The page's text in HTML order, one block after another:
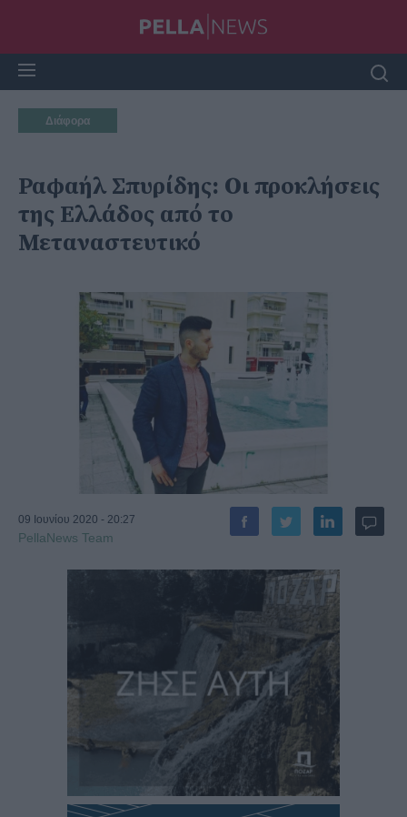
Διάφορα
Ραφαήλ Σπυρίδης: Οι προκλήσεις
της Ελλάδος από το
Μεταναστευτικό
09 Ιουνίου 2020 - 20:27
PellaNews Team